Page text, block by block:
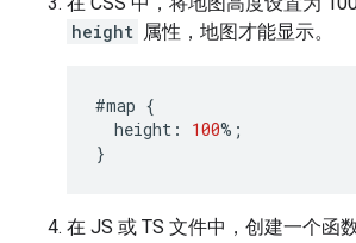
height 属性，地图才能显示。
#map {
height : 100% ;
}
在 JS 或 TS 文件中，创建一个函